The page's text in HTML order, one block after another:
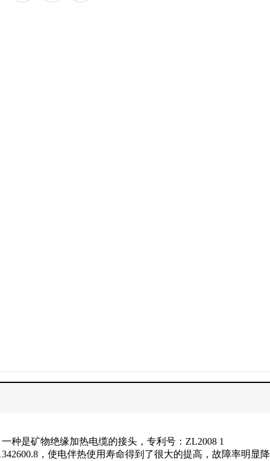
种是矿物绝缘加热电缆的接头，专利号：ZL2008 1
，使电伴热使用寿命得到了很大的提高，故障率明显降